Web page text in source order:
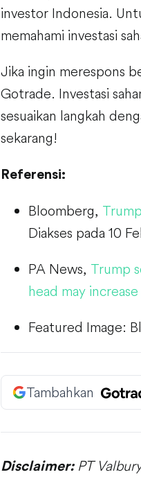
investor Indonesia.
memahami investasi
Jika ingin merespons
Gotrade. Investasi
sesuaikan langkah
sekarang!
Referensi:
Bloomberg,
Diakses pada 10
PA News, Trump
head may
Featured Image:
Tambahkan
Disclaimer: PT